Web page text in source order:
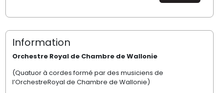
Information
Orchestre Royal de Chambre de Wallonie
(Quatuor à cordes formé par des musiciens de
l’OrchestreRoyal de Chambre de Wallonie)